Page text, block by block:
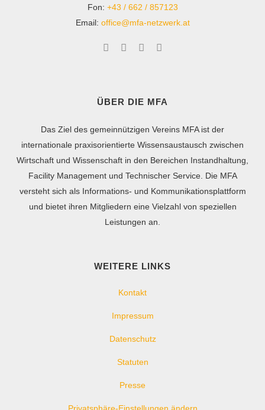
Fon: +43 / 662 / 857123
Email: office@mfa-netzwerk.at
ÜBER DIE MFA
Das Ziel des gemeinnützigen Vereins MFA ist der
internationale praxisorientierte Wissensaustausch zwischen
Wirtschaft und Wissenschaft in den Bereichen Instandhaltung,
Facility Management und Technischer Service. Die MFA
versteht sich als Informations- und Kommunikationsplattform
und bietet ihren Mitgliedern eine Vielzahl von speziellen
Leistungen an.
WEITERE LINKS
Kontakt
Impressum
Datenschutz
Statuten
Presse